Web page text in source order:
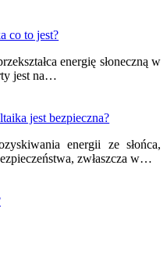
co to jest?
energię słoneczną w
jest na…
jest bezpieczna?
energii ze słońca,
zwłaszcza w…